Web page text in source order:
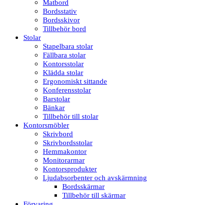
Matbord
Bordsstativ
Bordsskivor
Tillbehör bord
Stolar
Stapelbara stolar
Fällbara stolar
Kontorsstolar
Klädda stolar
Ergonomiskt sittande
Konferensstolar
Barstolar
Bänkar
Tillbehör till stolar
Kontorsmöbler
Skrivbord
Skrivbordsstolar
Hemmakontor
Monitorarmar
Kontorsprodukter
Ljudabsorbenter och avskärmning
Bordsskärmar
Tillbehör till skärmar